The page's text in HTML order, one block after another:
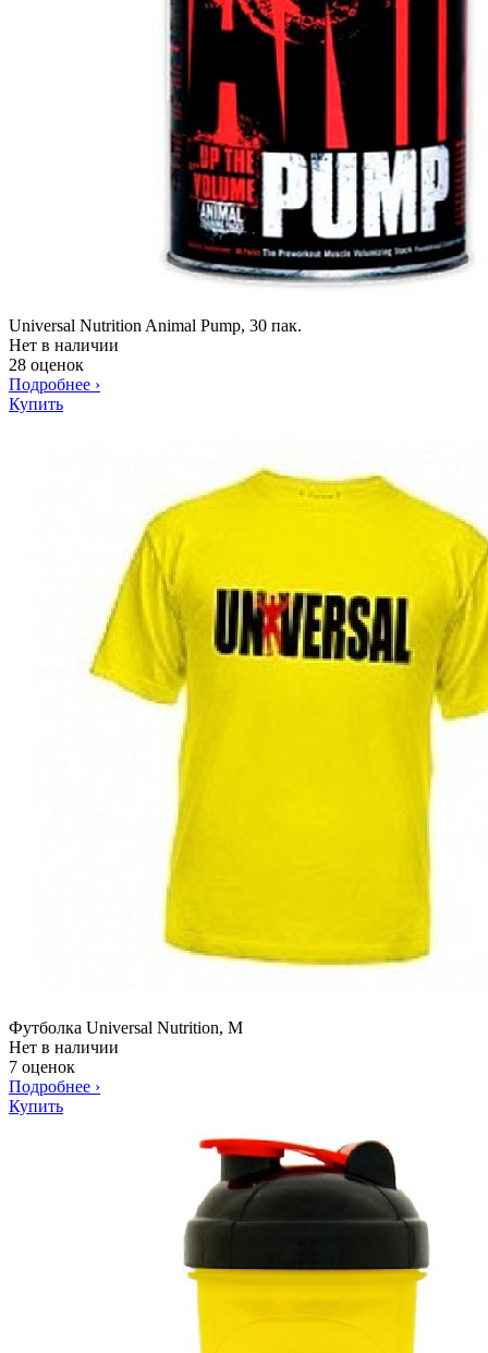
Universal Nutrition Animal Pump, 30 пак.
Нет в наличии
28 оценок
Подробнее ›
Купить
Футболка Universal Nutrition, M
Нет в наличии
7 оценок
Подробнее ›
Купить